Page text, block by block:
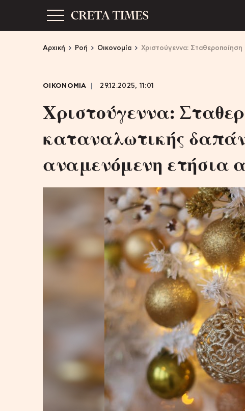
Αρχική Ροή Οικονομία Χριστούγεννα:
ΟΙΚΟΝΟΜΙΑ 29.12.2025, 11:01
Χριστούγεννα:
καταναλωτικής
αναμενόμενη ετήσια